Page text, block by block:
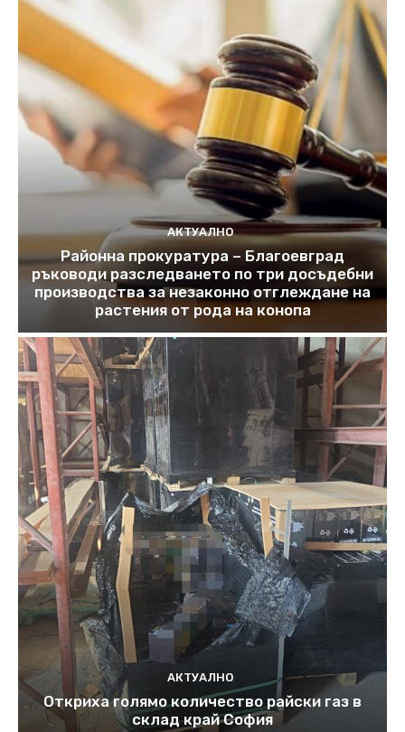
АКТУАЛНО
Районна прокуратура – Благоевград
ръководи разследването по три досъдебни
производства за незаконно отглеждане на
растения от рода на конопа
АКТУАЛНО
Откриха голямо количество райски газ в
склад край София